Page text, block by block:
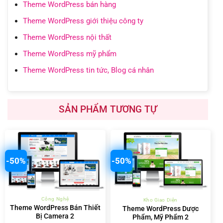
Theme WordPress bán hàng
Theme WordPress giới thiệu công ty
Theme WordPress nội thất
Theme WordPress mỹ phẩm
Theme WordPress tin tức, Blog cá nhân
SẢN PHẨM TƯƠNG TỰ
-50%
Công Nghệ
Theme WordPress Bán Thiết
Bị Camera 2
-50%
Kho Giao Diện
Theme WordPress Dược
Phẩm, Mỹ Phẩm 2